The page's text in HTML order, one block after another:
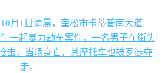
月1日清晨，奎松市卡蒂普南大道
生一起暴力劫车案件，一名男子在街头
击，当场身亡，其摩托车也被歹徒夺
走。